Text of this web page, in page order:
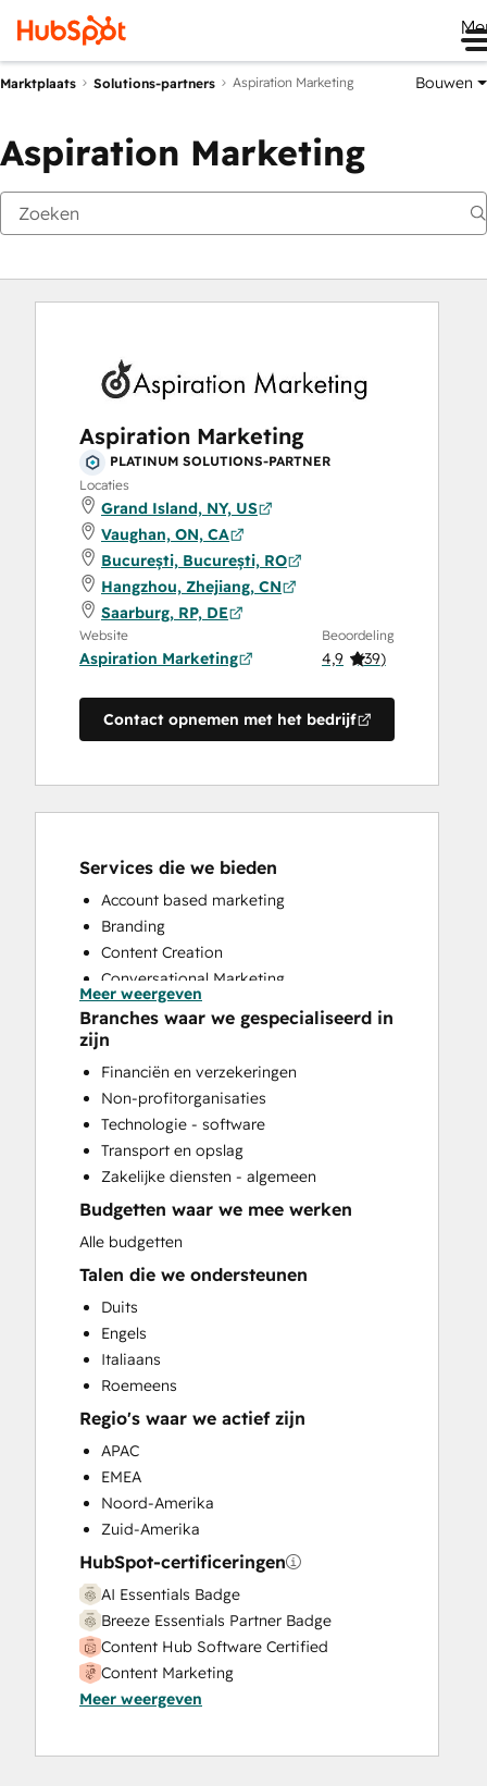
Marktplaats Solutions-partners Aspiration Marketing Bouwen
Aspiration Marketing
Aspiration Marketing
PLATINUM SOLUTIONS-PARTNER
Locaties
Grand Island, NY, US
Vaughan, ON, CA
București, București, RO
Hangzhou, Zhejiang, CN
Saarburg, RP, DE
Website
Aspiration Marketing
Beoordeling
4,9 (39)
Contact opnemen met het bedrijf
Services die we bieden
Account based marketing
Branding
Content Creation
Conversational Marketing
CRM Implementation
CRM Migration
Customer Survey and Analysis
Email Marketing
Full Inbound Marketing Services
Help Desk Implementation
HubSpot Onboarding
Knowledge Base Development
Paid Advertising
Sales and Marketing Alignment
Sales Enablement
Search Engine Optimization
Social Media
Website Design
Website Development
Website Migration
Meer weergeven
Branches waar we gespecialiseerd in
zijn
Financiën en verzekeringen
Non-profitorganisaties
Technologie - software
Transport en opslag
Zakelijke diensten - algemeen
Budgetten waar we mee werken
Alle budgetten
Talen die we ondersteunen
Duits
Engels
Italiaans
Roemeens
Regio's waar we actief zijn
APAC
EMEA
Noord-Amerika
Zuid-Amerika
HubSpot-certificeringen
AI Essentials Badge
Breeze Essentials Partner Badge
Content Hub Software Certified
Content Marketing
CRM Data Migration Certification
Digital Marketing
Meer weergeven